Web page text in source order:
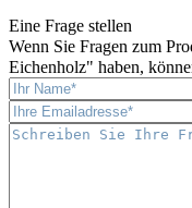
Eine Frage stellen
Wenn Sie Fragen zum
Eichenholz" haben,